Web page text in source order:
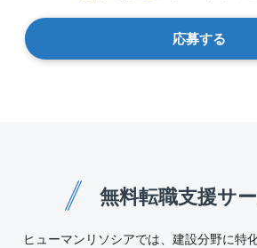
応募する
無料転職支援サ
ヒューマンリソシアでは、建設分野に特